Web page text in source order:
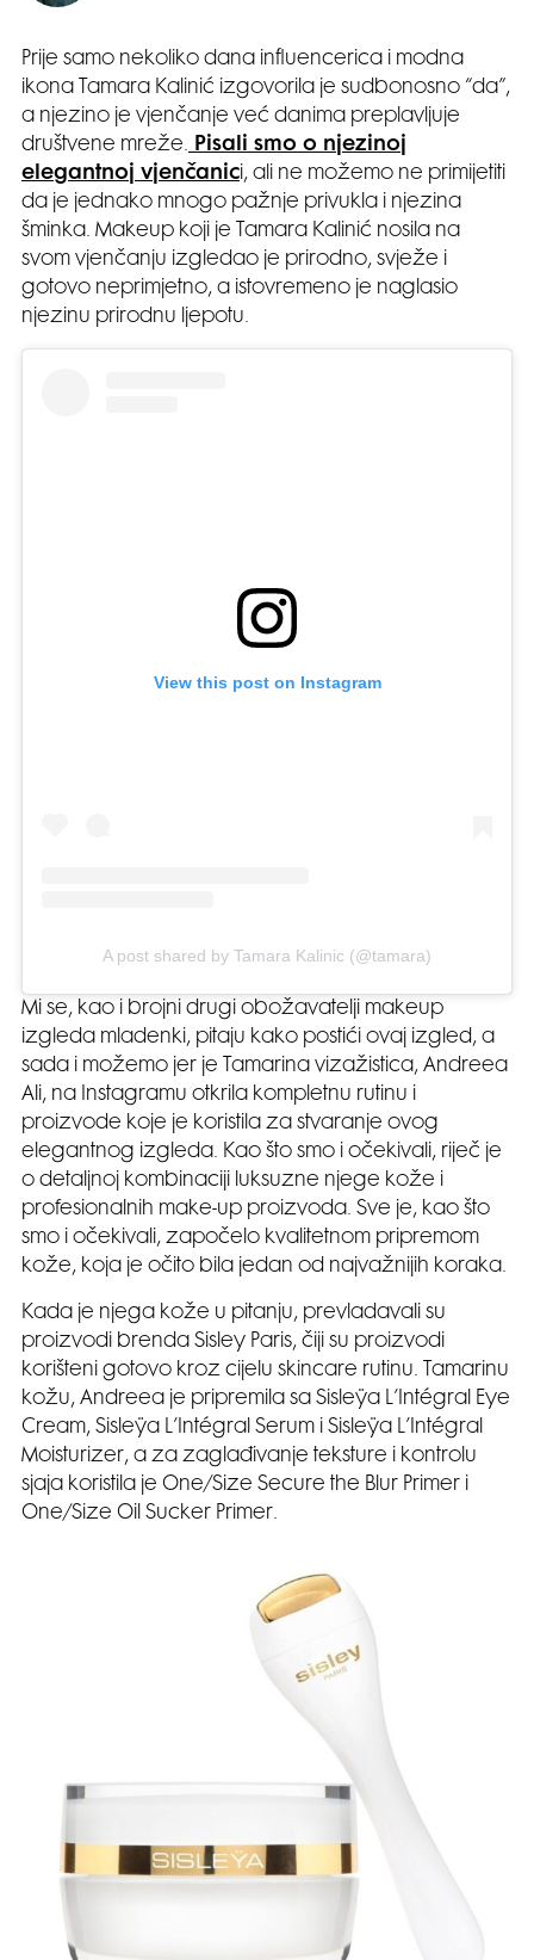
Prije samo nekoliko dana influencerica i modna
ikona Tamara Kalinić izgovorila je sudbonosno “da”,
a njezino je vjenčanje već danima preplavljuje
društvene mreže. Pisali smo o njezinoj
elegantnoj vjenčanic i, ali ne možemo ne primijetiti
da je jednako mnogo pažnje privukla i njezina
šminka. Makeup koji je Tamara Kalinić nosila na
svom vjenčanju izgledao je prirodno, svježe i
gotovo neprimjetno, a istovremeno je naglasio
njezinu prirodnu ljepotu.
View this post on Instagram
A post shared by Tamara Kalinic (@tamara)
Mi se, kao i brojni drugi obožavatelji makeup
izgleda mladenki, pitaju kako postići ovaj izgled, a
sada i možemo jer je Tamarina vizažistica, Andreea
Ali, na Instagramu otkrila kompletnu rutinu i
proizvode koje je koristila za stvaranje ovog
elegantnog izgleda. Kao što smo i očekivali, riječ je
o detaljnoj kombinaciji luksuzne njege kože i
profesionalnih make-up proizvoda. Sve je, kao što
smo i očekivali, započelo kvalitetnom pripremom
kože, koja je očito bila jedan od najvažnijih koraka.
Kada je njega kože u pitanju, prevladavali su
proizvodi brenda Sisley Paris, čiji su proizvodi
korišteni gotovo kroz cijelu skincare rutinu. Tamarinu
kožu, Andreea je pripremila sa Sisleÿa L’Intégral Eye
Cream, Sisleÿa L’Intégral Serum i Sisleÿa L’Intégral
Moisturizer, a za zaglađivanje teksture i kontrolu
sjaja koristila je One/Size Secure the Blur Primer i
One/Size Oil Sucker Primer.